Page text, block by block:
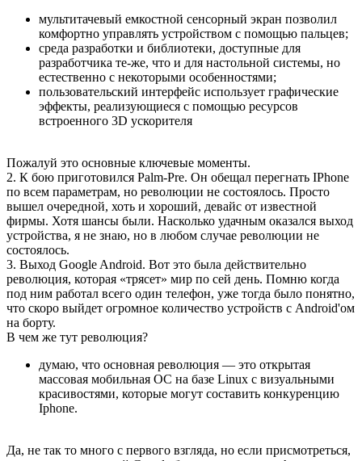
мультитачевый емкостной сенсорный экран позволил
комфортно управлять устройством с помощью пальцев;
среда разработки и библиотеки, доступные для
разработчика те-же, что и для настольной системы, но
естественно с некоторыми особенностями;
пользовательский интерфейс использует графические
эффекты, реализующиеся с помощью ресурсов
встроенного 3D ускорителя
Пожалуй это основные ключевые моменты.
2. К бою приготовился Palm-Pre. Он обещал перегнать IPhone
по всем параметрам, но революции не состоялось. Просто
вышел очередной, хоть и хороший, девайс от известной
фирмы. Хотя шансы были. Насколько удачным оказался выход
устройства, я не знаю, но в любом случае революции не
состоялось.
3. Выход Google Android. Вот это была действительно
революция, которая «трясет» мир по сей день. Помню когда
под ним работал всего один телефон, уже тогда было понятно,
что скоро выйдет огромное количество устройств с Android'ом
на борту.
В чем же тут революция?
думаю, что основная революция — это открытая
массовая мобильная ОС на базе Linux с визуальными
красивостями, которые могут составить конкуренцию
Iphone.
Да, не так то много с первого взгляда, но если присмотреться,